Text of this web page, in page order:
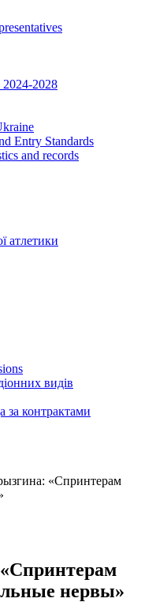
2024-2028
Entry Standards
and records
атлетики
видів
за контрактами
«Спринтерам
нервы»